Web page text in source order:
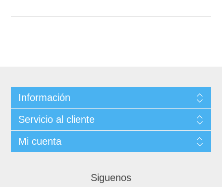
Información
Servicio al cliente
Mi cuenta
Siguenos